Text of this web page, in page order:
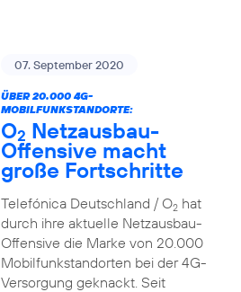
07. September 2020
ÜBER 20.000 4G-
MOBILFUNKSTANDORTE:
O2 Netzausbau-
Offensive macht
große Fortschritte
Telefónica Deutschland / O2hat
durch ihre aktuelle Netzausbau-
Offensive die Marke von 20.000
Mobilfunkstandorten bei der 4G-
Versorgung geknackt. Seit